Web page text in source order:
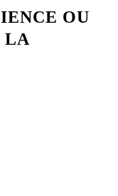
OU
LA